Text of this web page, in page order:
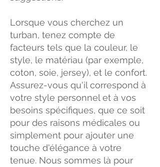
Lorsque vous cherchez un
turban, tenez compte de
facteurs tels que la couleur, le
style, le matériau (par exemple,
coton, soie, jersey), et le confort.
Assurez-vous qu'il correspond à
votre style personnel et à vos
besoins spécifiques, que ce soit
pour des raisons médicales ou
simplement pour ajouter une
touche d'élégance à votre
tenue. Nous sommes là pour